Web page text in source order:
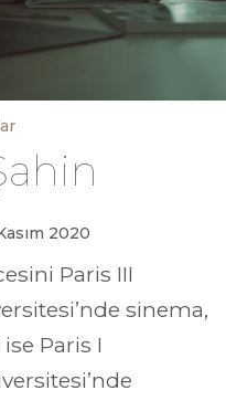
2020
Paris III
sinema,
Paris I